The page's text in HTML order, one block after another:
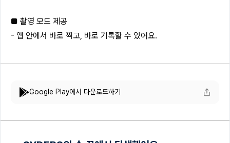
■ 촬영 모드 제공
- 앱 안에서 바로 찍고, 바로 기록할 수 있어요.
Google Play에서 다운로드하기